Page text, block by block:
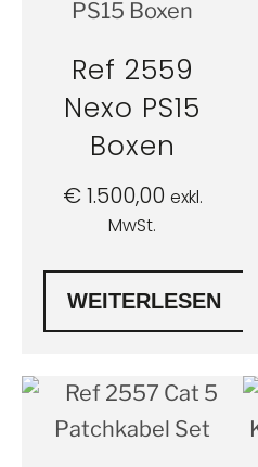
Ref 2559
Nexo PS15
Boxen
€1.500,00 exkl.
MwSt.
WEITERLESEN